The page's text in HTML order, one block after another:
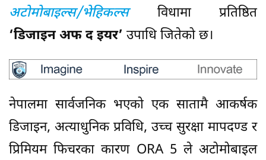
अटोमोबाइल्स/भेहिकल्सविधामा प्रतिष्ठित
‘डिजाइन अफ द इयर’ उपाधि जितेको छ।
नेपालमा सार्वजनिक भएको एक सातामै आकर्षक
डिजाइन, अत्याधुनिक प्रविधि, उच्च सुरक्षा मापदण्ड र
प्रिमियम फिचरका कारण ORA 5 ले अटोमोबाइल